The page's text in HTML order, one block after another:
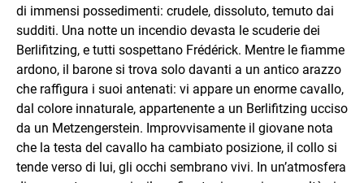
di immensi possedimenti: crudele, dissoluto, temuto dai
sudditi. Una notte un incendio devasta le scuderie dei
Berlifitzing, e tutti sospettano Frédérick. Mentre le fiamme
ardono, il barone si trova solo davanti a un antico arazzo
che raffigura i suoi antenati: vi appare un enorme cavallo,
dal colore innaturale, appartenente a un Berlifitzing ucciso
da un Metzengerstein. Improvvisamente il giovane nota
che la testa del cavallo ha cambiato posizione, il collo si
tende verso di lui, gli occhi sembrano vivi. In un’atmosfera